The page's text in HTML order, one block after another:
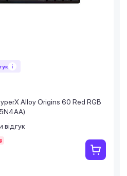
Alloy Origins 60 Red RGB
відгук